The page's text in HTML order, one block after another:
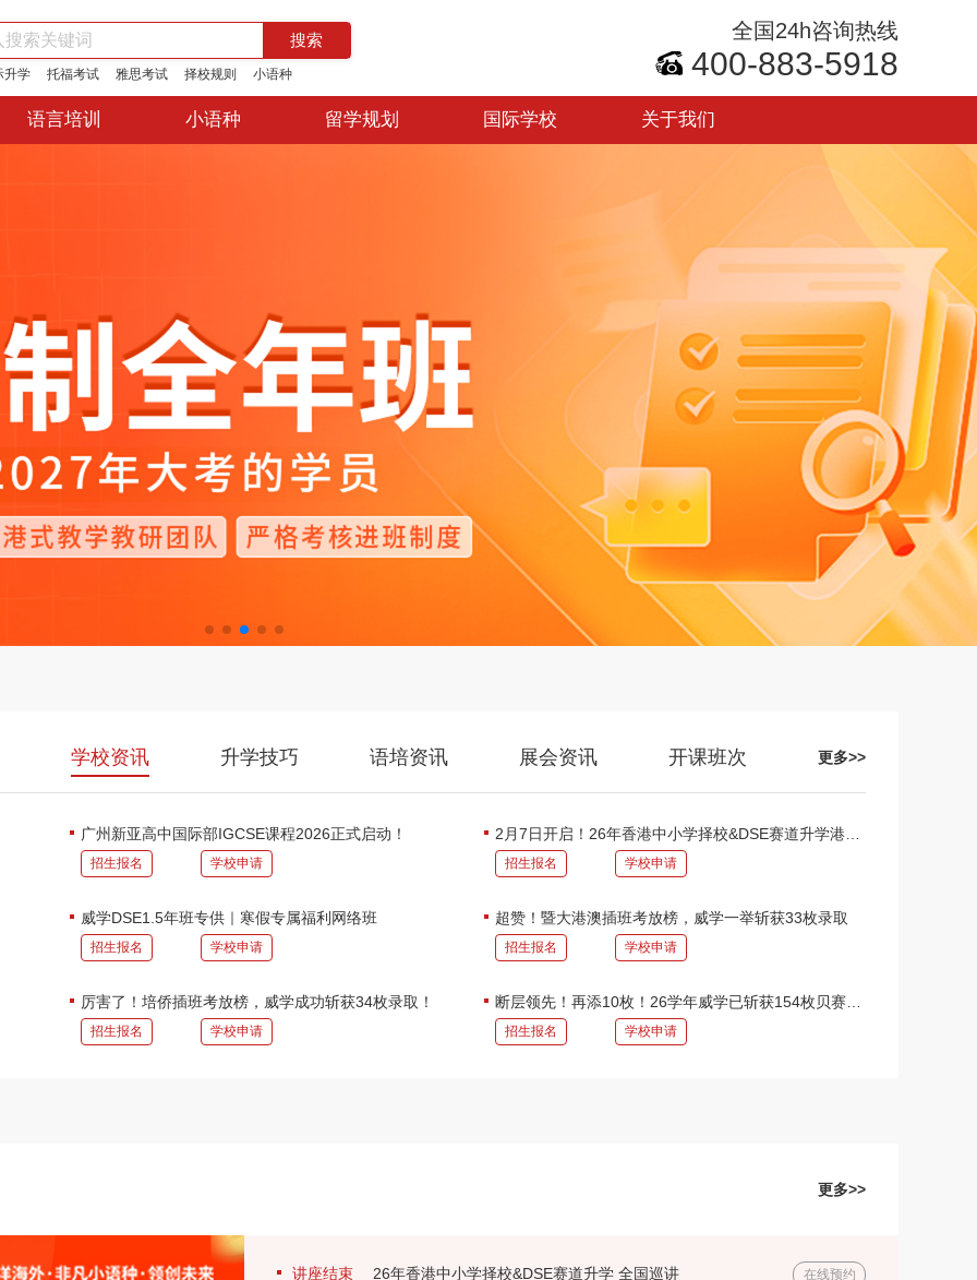
升学 托福考试 雅思考试 择校规则 小语种
全国24h咨询热线
400-883-5918
语言培训 小语种 留学规划 国际学校 关于我们
更多>>
学校资讯 升学技巧 语培资讯 展会资讯 开课班次
广州新亚高中国际部IGCSE课程2026正式启动！
招生报名 学校申请
2月7日开启！26年香港中小学择校&DSE赛道升学港前三全国巡讲，与名师天团面对面！
招生报名 学校申请
威学DSE1.5年班专供｜寒假专属福利网络班
招生报名 学校申请
超赞！暨大港澳插班考放榜，威学一举斩获33枚录取
招生报名 学校申请
厉害了！培侨插班考放榜，威学成功斩获34枚录取！
招生报名 学校申请
断层领先！再添10枚！26学年威学已斩获154枚贝赛思录取！
招生报名 学校申请
更多>>
讲座结束 26年香港中小学择校&DSE赛道升学 全国巡讲 在线预约